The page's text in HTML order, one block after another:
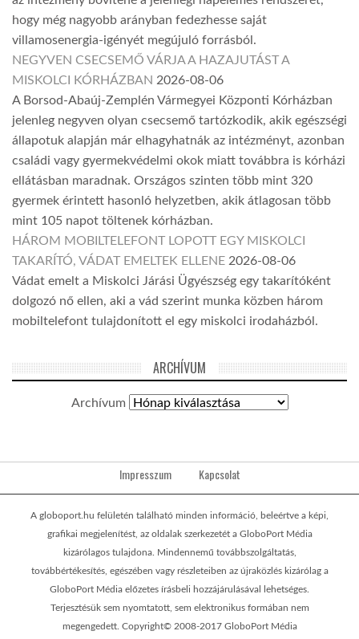
hogy még nagyobb arányban fedezhesse saját
villamosenergia-igényét megújuló forrásból.
NEGYVEN CSECSEMŐ VÁRJA A HAZAJUTÁST A
MISKOLCI KÓRHÁZBAN 2026-08-06
A Borsod-Abaúj-Zemplén Vármegyei Központi Kórházban
jelenleg negyven olyan csecsemő tartózkodik, akik egészségi
állapotuk alapján már elhagyhatnák az intézményt, azonban
családi vagy gyermekvédelmi okok miatt továbbra is kórházi
ellátásban maradnak. Országos szinten több mint 320
gyermek érintett hasonló helyzetben, akik átlagosan több
mint 105 napot töltenek kórházban.
HÁROM MOBILTELEFONT LOPOTT EGY MISKOLCI
TAKARÍTÓ, VÁDAT EMELTEK ELLENE 2026-08-06
Vádat emelt a Miskolci Járási Ügyészség egy takarítóként
dolgozó nő ellen, aki a vád szerint munka közben három
mobiltelefont tulajdonított el egy miskolci irodaházból.
ARCHÍVUM
Archívum
Impresszum Kapcsolat
A globoport.hu felületén található minden információ, beleértve a képi,
grafikai megjelenítést, az oldalak szerkezetét a GloboPort Média
kizárólagos tulajdona. Mindennemű továbbszolgáltatás,
továbbértékesítés, egészében vagy részleteiben az újraközlés kizárólag a
GloboPort Média előzetes írásbeli hozzájárulásával lehetséges.
Terjesztésük sem nyomtatott, sem elektronikus formában nem
megengedett. Copyright© 2008-2017 GloboPort Média